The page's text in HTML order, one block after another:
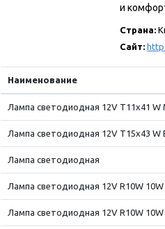
и
Страна:
Сайт:
Наименование
Лампа светодиодная 12V T11x41 W
Лампа светодиодная 12V T15x43 W
Лампа светодиодная
Лампа светодиодная 12V R10W
Лампа светодиодная 12V R10W